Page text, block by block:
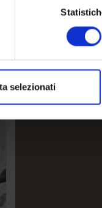
selezionati
Suite
con
ballatoio/
cucina,